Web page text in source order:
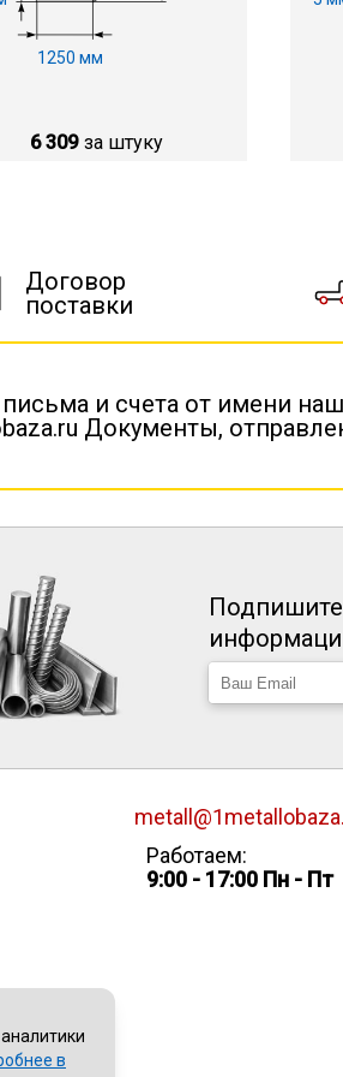
1250 мм
6 309 за штуку
Договор
поставки
и счета от имени
Документы,
Работаем:
9:00 - 17:00 Пн - Пт
в